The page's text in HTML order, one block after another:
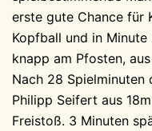
erste gute Chance für
Kopfball und in
knapp am Pfosten,
Nach 28 Spielminuten
Philipp Seifert aus
Freistoß. 3 Minuten